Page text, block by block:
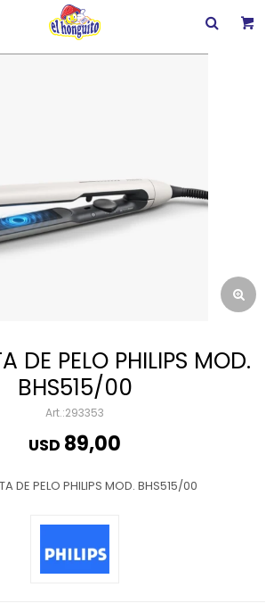
DE PELO PHILIPS MOD.
BHS515/00
293353
USD 89,00
DE PELO PHILIPS MOD. BHS515/00